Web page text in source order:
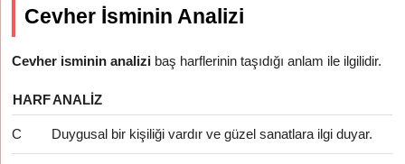
Cevher İsminin Analizi
Cevher isminin analizi baş harflerinin taşıdığı anlam ile ilgilidir.
HARFANALIZ
C Duygusal bir kişiliği vardır ve güzel sanatlara ilgi duyar.